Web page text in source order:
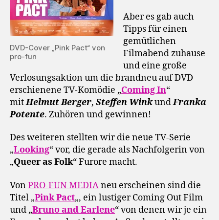
DVD-Cover „Pink Pact“ von
pro-fun
Aber es gab auch
Tipps für einen
gemütlichen
Filmabend zuhause
und eine große
Verlosungsaktion um die brandneu auf DVD
erschienene TV-Komödie „Coming In“
mitHelmut Berger, Steffen WinkundFranka
Potente. Zuhören und gewinnen!
Des weiteren stellten wir die neue TV-Serie
„Looking“ vor, die gerade als Nachfolgerin von
„Queer as Folk“ Furore macht.
VonPRO-FUN MEDIAneu erscheinen sind die
Titel „Pink Pact„, ein lustiger Coming Out Film
und „Bruno and Earlene“ von denen wir je ein